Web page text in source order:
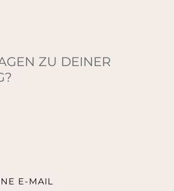
ZU DEINER
E-MAIL